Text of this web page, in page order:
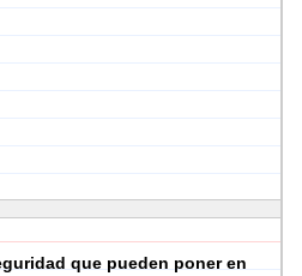
que pueden poner en